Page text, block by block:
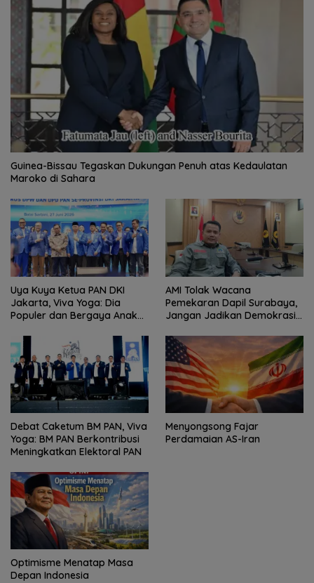
Guinea-Bissau Tegaskan Dukungan Penuh atas Kedaulatan
Maroko di Sahara
Uya Kuya Ketua PAN DKI
Jakarta, Viva Yoga: Dia
Populer dan Bergaya Anak
AMI Tolak Wacana
Pemekaran Dapil Surabaya,
Jangan Jadikan Demokrasi
Politik
Debat Caketum BM PAN, Viva
Yoga: BM PAN Berkontribusi
Meningkatkan Elektoral PAN
Menyongsong Fajar
Perdamaian AS-Iran
Optimisme Menatap Masa
Depan Indonesia